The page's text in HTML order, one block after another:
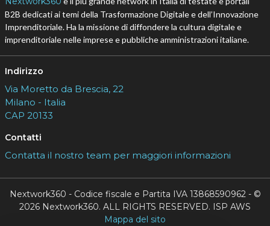
B2B dedicati ai temi della Trasformazione Digitale e dell’Innovazione
Imprenditoriale. Ha la missione di diffondere la cultura digitale e
imprenditoriale nelle imprese e pubbliche amministrazioni italiane.
Indirizzo
Via Moretto da Brescia, 22
Milano - Italia
CAP 20133
Contatti
Contatta il nostro team per maggiori informazioni
Nextwork360 - Codice fiscale e Partita IVA 13868590962 - ©
2026 Nextwork360. ALL RIGHTS RESERVED. ISP AWS
Mappa del sito